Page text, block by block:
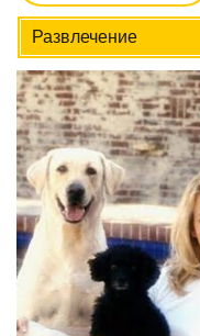
Развлечение